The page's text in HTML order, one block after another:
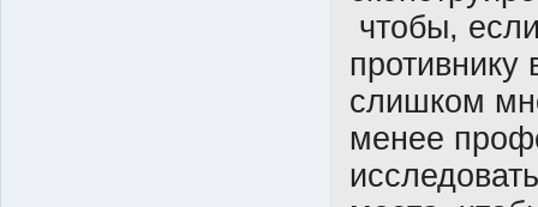
чтобы,
противнику
слишком
менее